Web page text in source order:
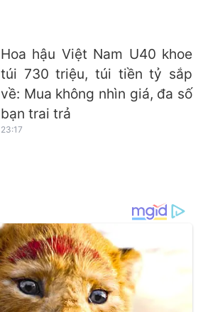
Hoa hậu Việt Nam U40 khoe
túi 730 triệu, túi tiền tỷ sắp
về: Mua không nhìn giá, đa số
bạn trai trả
23:17